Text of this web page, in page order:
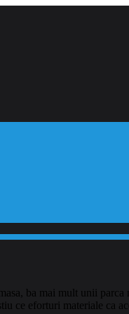
ba mai mult unii
ce eforturi materiale